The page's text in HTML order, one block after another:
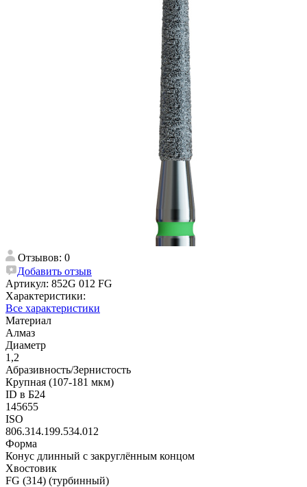
Отзывов: 0
Добавить отзыв
Артикул: 852G 012 FG
Характеристики:
Все характеристики
Материал
Алмаз
Диаметр
1,2
Абразивность/Зернистость
Крупная (107-181 мкм)
ID в Б24
145655
ISO
806.314.199.534.012
Форма
Конус длинный с закруглённым концом
Хвостовик
FG (314) (турбинный)